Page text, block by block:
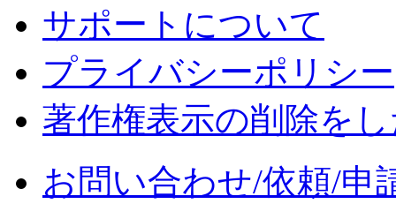
サポートについて
プライバシーポリシー
著作権表示の削除を
お問い合わせ/依頼/申